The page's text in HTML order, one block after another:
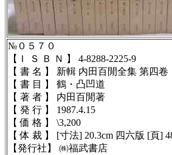
№０５７０
【Ｉ Ｓ Ｂ Ｎ 】 4-8288-2225-9
【 書 名 】 新輯 内田百閒全集 第四卷
【 書 目 】
鶴・凸凹道
【 著 者 】 内田百閒著
【 発 行 】 1987.4.15
【 価 格 】 \3,200
【 体 裁 】 [寸法] 20.3cm 四六版 [頁]
【発行社】
㈱福武書店